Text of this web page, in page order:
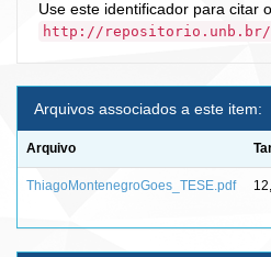
Use este identificador para citar
http://repositorio.unb.br/
Arquivos associados a este item:
Arquivo
ThiagoMontenegroGoes_TESE.pdf